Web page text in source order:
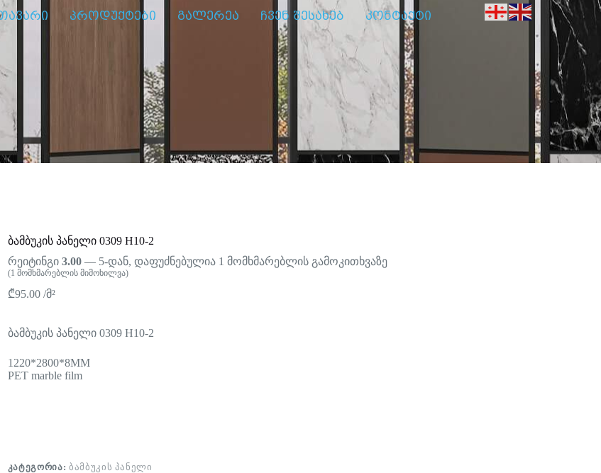
პროდუქტები გალერეა ჩვენ შესახებ კონტაქტი
ბამბუკის პანელი 0309 H10-2
რეიტინგი 3.00— 5-დან, დაფუძნებულია 1 მომხმარებლის გამოკითხვაზე
(1 მომხმარებლის მიმოხილვა)
₾95.00/მ²
ბამბუკის პანელი 0309 H10-2
1220*2800*8MM
PET marble film
ᲙᲐᲢᲔᲒᲝᲠᲘᲐ: ᲑᲐᲛᲑᲣᲙᲘᲡ ᲞᲐᲜᲔᲚᲘ